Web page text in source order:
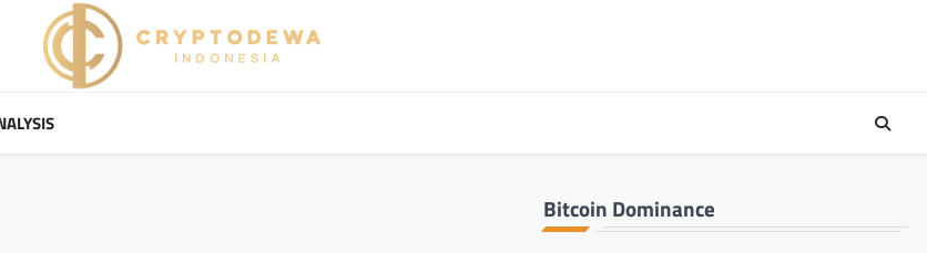
Bitcoin Dominance